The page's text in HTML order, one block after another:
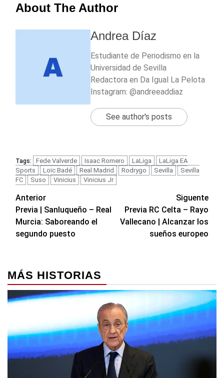
About The Author
Andrea Díaz
Estudiante de Periodismo en la
Universidad de Sevilla
Redactora en Da Igual La Pelota
Instagram: @andreeaddiaz
See author's posts
Tags: Fede Valverde Isaac Romero LaLiga
LaLiga EA
Sports
Loïc Badé Real Madrid Rodrygo Sevilla
Sevilla
FC
Suso Vinicius Vinicius Jr
Navegación
de
entradas
Anterior
Previa | Sanluqueño – Real
Murcia: Saboreando el
segundo puesto
Siguente
Previa RC Celta – Rayo
Vallecano | Alcanzar los
sueños europeo
MÁS HISTORIAS